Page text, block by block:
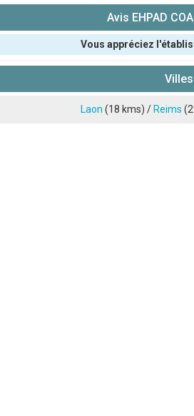
Avis EHPAD
Vous appréciez
Note que vous souhaitez attribuer :
Laon (18 kms) / Reims